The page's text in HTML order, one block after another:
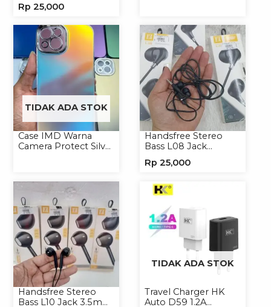
Headset Headphone
Rp 25,000
TIDAK ADA STOK
Case IMD Warna
Camera Protect Silver
Handsfree Stereo
Bass L08 Jack
Headphone
Rp 25,000
Handsfree Stereo
Bass L10 Jack 3.5mm
TIDAK ADA STOK
Travel Charger HK
Auto D59 1.2A